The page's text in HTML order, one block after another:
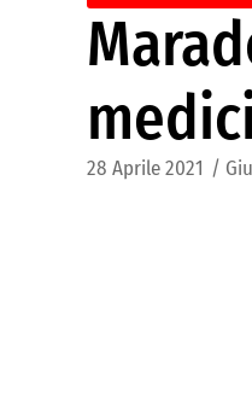
28 Aprile 2021 /